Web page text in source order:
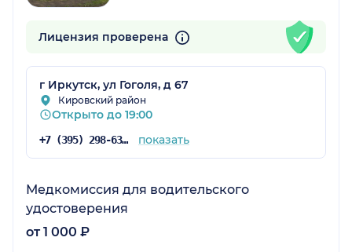
Лицензия проверена
г Иркутск, ул Гоголя, д 67
Кировский район
Открыто до 19:00
+7 (395) 298-63-93 показать
Медкомиссия для водительского
удостоверения
от 1 000 ₽